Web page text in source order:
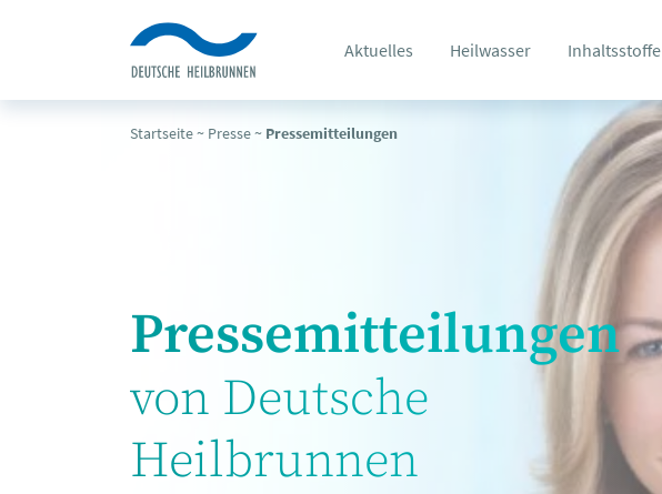
Aktuelles Heilwasser Inhaltsstoffe
Startseite~ Presse~ Pressemitteilungen
Pressemitteilungen
von Deutsche
Heilbrunnen